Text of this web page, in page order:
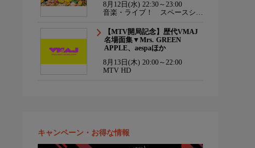
8月12日(水) 22:30～23:00
音楽・ライブ！ スペースシャ
【MTV開局記念】歴代VMAJ
名場面集▼Mrs. GREEN
APPLE、aespaほか
8月13日(木) 20:00～22:00
MTV HD
キャンペーン・お得な情報